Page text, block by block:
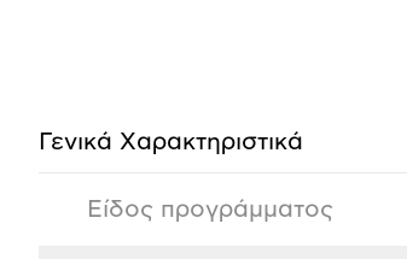
Γενικά Xαρακτηριστικά
Είδος προγράμματος